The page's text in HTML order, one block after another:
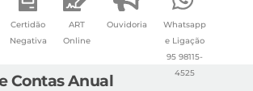
Certidão
Negativa
ART
Online
Ouvidoria
Whatsapp
e Ligação
95 98115-
4525
Contas Anual